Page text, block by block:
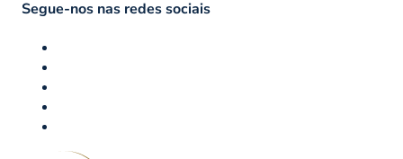
Segue-nos nas redes sociais